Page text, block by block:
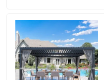
Ongeveer ons
Fabrieksreis